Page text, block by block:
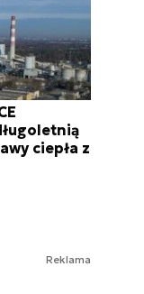
ciepła z
Reklama